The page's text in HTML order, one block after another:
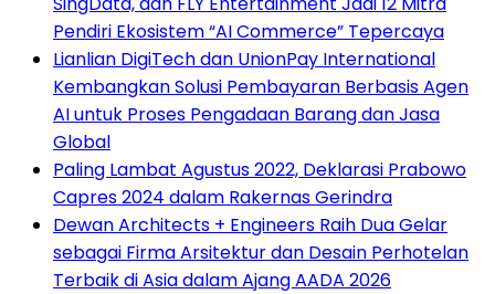
Pendiri Ekosistem “AI Commerce” Tepercaya
Lianlian DigiTech dan UnionPay International
Kembangkan Solusi Pembayaran Berbasis Agen
AI untuk Proses Pengadaan Barang dan Jasa
Global
Paling Lambat Agustus 2022, Deklarasi Prabowo
Capres 2024 dalam Rakernas Gerindra
Dewan Architects + Engineers Raih Dua Gelar
sebagai Firma Arsitektur dan Desain Perhotelan
Terbaik di Asia dalam Ajang AADA 2026